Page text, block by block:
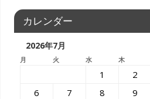
カレンダー
2026年7月
月 火 水 木
1 2
6
7 8 9